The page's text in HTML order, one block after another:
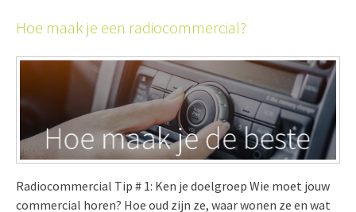
Hoe maak je een radiocommercial?
Radiocommercial Tip # 1: Ken je doelgroep Wie moet jouw
commercial horen? Hoe oud zijn ze, waar wonen ze en wat